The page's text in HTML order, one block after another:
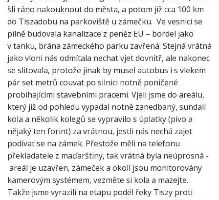
šli ráno nakouknout do města, a potom již cca 100 km
do Tiszadobu na parkoviště u zámečku. Ve vesnici se
pilně budovala kanalizace z peněz EU – bordel jako
v tanku, brána zámeckého parku zavřená. Stejná vrátná
jako vloni nás odmítala nechat vjet dovnitř, ale nakonec
se slitovala, protože jinak by musel autobus i s vlekem
pár set metrů couvat po silnici notně poničené
probíhajícími stavebními pracemi. Vjeli jsme do areálu,
který již od pohledu vypadal notně zanedbaný, sundali
kola a několik kolegů se vypravilo s úplatky (pivo a
nějaký ten forint) za vrátnou, jestli nás nechá zajet
podívat se na zámek. Přestože měli na telefonu
překladatele z maďarštiny, tak vrátná byla neúprosná -
areál je uzavřen, zámeček a okolí jsou monitorovány
kamerovým systémem, vezměte si kola a mazejte.
Takže jsme vyrazili na etapu podél řeky Tiszy proti